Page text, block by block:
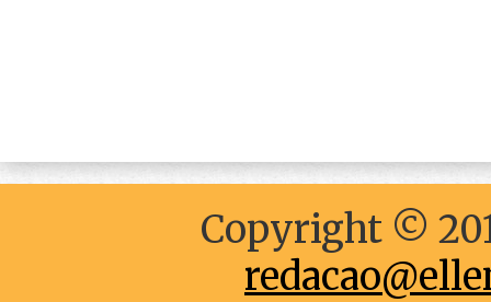
Copyright ©